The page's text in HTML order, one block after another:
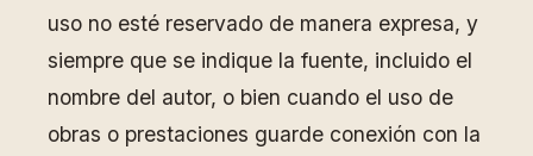
uso no esté reservado de manera expresa, y
siempre que se indique la fuente, incluido el
nombre del autor, o bien cuando el uso de
obras o prestaciones guarde conexión con la